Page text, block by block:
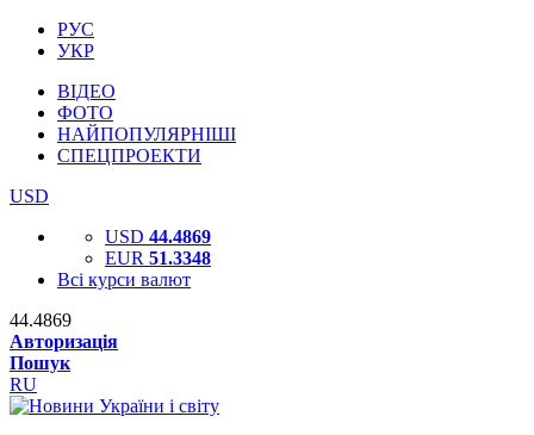
РУС
УКР
ВІДЕО
ФОТО
НАЙПОПУЛЯРНІШІ
СПЕЦПРОЕКТИ
USD
USD 44.4869
EUR 51.3348
Всі курси валют
44.4869
Авторизація
Пошук
RU